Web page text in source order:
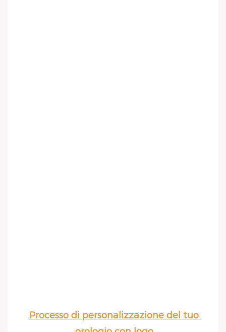
Processo di personalizzazione del tuo